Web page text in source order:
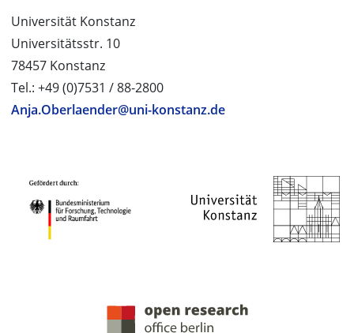
Universität Konstanz
Universitätsstr. 10
78457 Konstanz
Tel.: +49 (0)7531 / 88-2800
Anja.Oberlaender@uni-konstanz.de